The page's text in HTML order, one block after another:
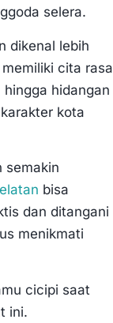
selera.
dikenal lebih
cita rasa
hidangan
kota
semakin
bisa
dan ditangani
menikmati
cicipi saat
ini.